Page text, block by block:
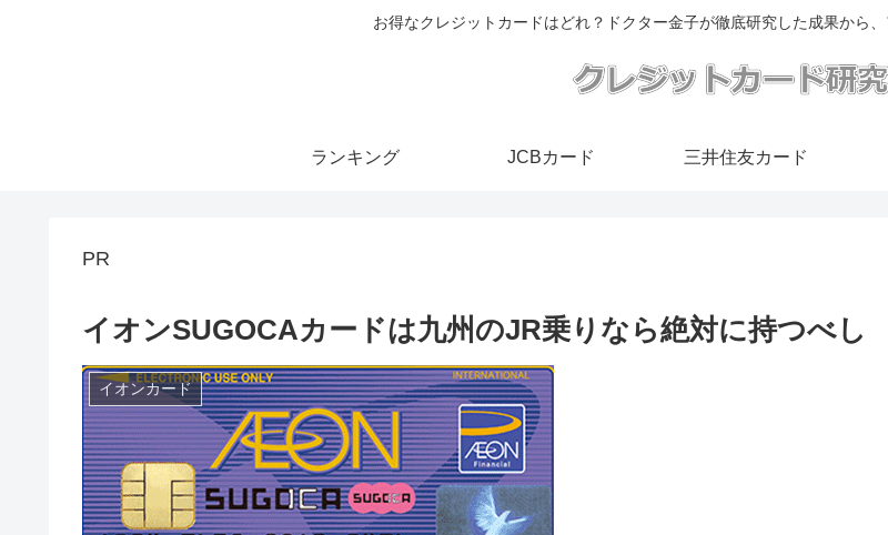
お得なクレジットカードはどれ？ドクター金子が徹底研究した成果から
ランキング JCBカード 三井住友カード
PR
イオンSUGOCAカードは九州のJR乗りなら絶対に持つべし
イオンカード